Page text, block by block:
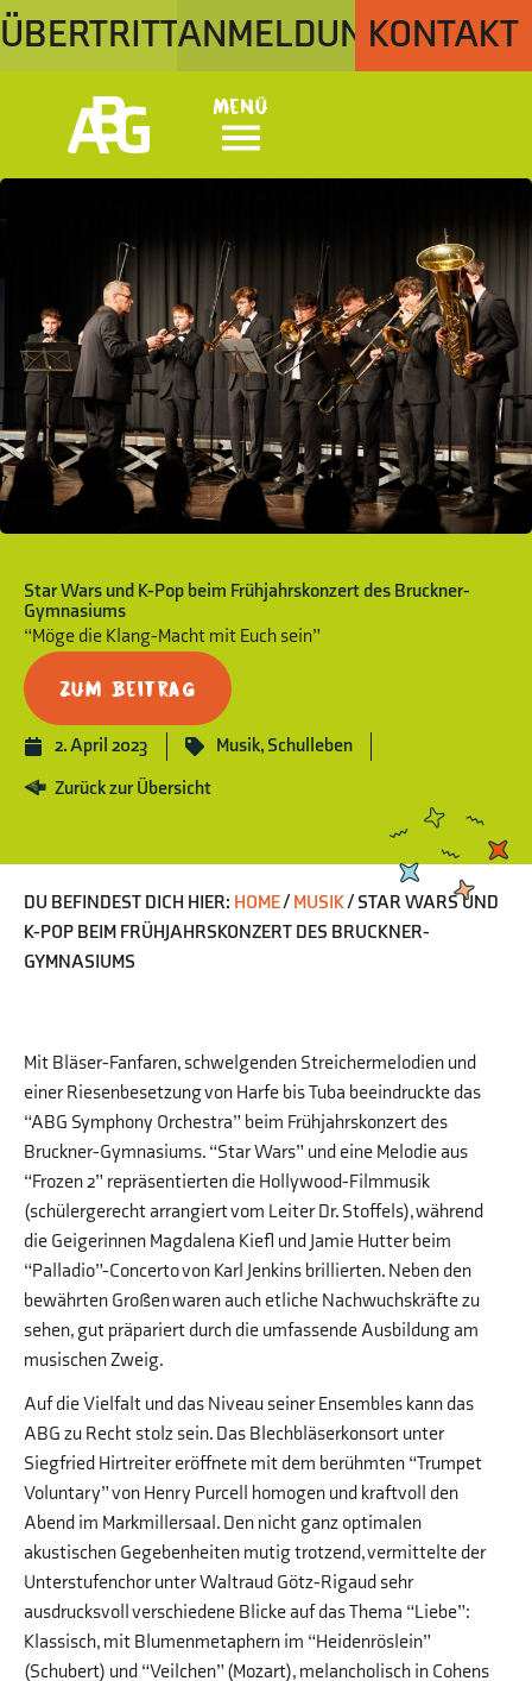
ÜBERTRITTANMELDUNGKONTAKT
Menü
Star Wars und K-Pop beim Frühjahrskonzert des Bruckner-
Gymnasiums
“Möge die Klang-Macht mit Euch sein”
Zum Beitrag
2. April 2023 Musik, Schulleben
Zurück zur Übersicht
DU BEFINDEST DICH HIER: HOME/ MUSIK/ STAR WARS UND
K-POP BEIM FRÜHJAHRSKONZERT DES BRUCKNER-
GYMNASIUMS
Mit Bläser-Fanfaren, schwelgenden Streichermelodien und
einer Riesenbesetzung von Harfe bis Tuba beeindruckte das
“ABG Symphony Orchestra” beim Frühjahrskonzert des
Bruckner-Gymnasiums. “Star Wars” und eine Melodie aus
“Frozen 2” repräsentierten die Hollywood-Filmmusik
(schülergerecht arrangiert vom Leiter Dr. Stoffels), während
die Geigerinnen Magdalena Kiefl und Jamie Hutter beim
“Palladio”-Concerto von Karl Jenkins brillierten. Neben den
bewährten Großen waren auch etliche Nachwuchskräfte zu
sehen, gut präpariert durch die umfassende Ausbildung am
musischen Zweig.
Auf die Vielfalt und das Niveau seiner Ensembles kann das
ABG zu Recht stolz sein. Das Blechbläserkonsort unter
Siegfried Hirtreiter eröffnete mit dem berühmten “Trumpet
Voluntary” von Henry Purcell homogen und kraftvoll den
Abend im Markmillersaal. Den nicht ganz optimalen
akustischen Gegebenheiten mutig trotzend, vermittelte der
Unterstufenchor unter Waltraud Götz-Rigaud sehr
ausdrucksvoll verschiedene Blicke auf das Thema “Liebe”:
Klassisch, mit Blumenmetaphern im “Heidenröslein”
(Schubert) und “Veilchen” (Mozart), melancholisch in Cohens